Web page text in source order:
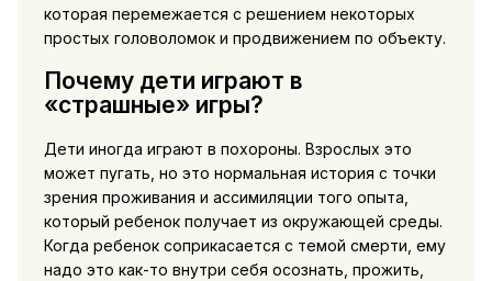
которая перемежается с решением некоторых
простых головоломок и продвижением по объекту.
Почему дети играют в
«страшные» игры?
Дети иногда играют в похороны. Взрослых это
может пугать, но это нормальная история с точки
зрения проживания и ассимиляции того опыта,
который ребенок получает из окружающей среды.
Когда ребенок соприкасается с темой смерти, ему
надо это как-то внутри себя осознать, прожить,